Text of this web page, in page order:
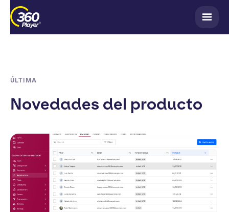
ÚLTIMA
Novedades del producto